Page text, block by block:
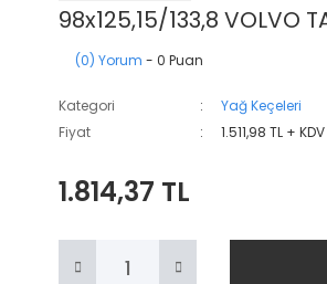
98x125,15/133,8 VOLVO
(0) Yorum - 0 Puan
Kategori
Yağ Keçeleri
Fiyat
1.511,98 TL + KDV
1.814,37 TL